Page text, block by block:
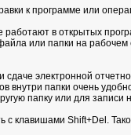
к программе или
работают в открытых
или папки на рабочем
сдаче электронной
внутри папки очень
папку или для записи
клавишами Shift+Del.